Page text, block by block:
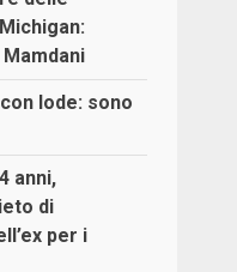
lode: sono
anni,
di
per i